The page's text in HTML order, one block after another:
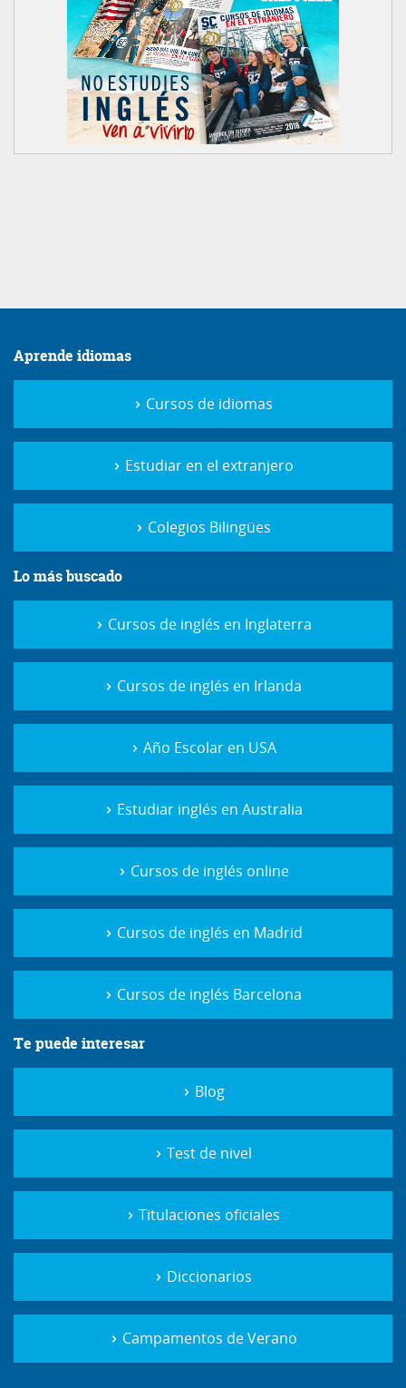
Aprende idiomas
Cursos de idiomas
Estudiar en el extranjero
Colegios Bilingües
Lo más buscado
Cursos de inglés en Inglaterra
Cursos de inglés en Irlanda
Año Escolar en USA
Estudiar inglés en Australia
Cursos de inglés online
Cursos de inglés en Madrid
Cursos de inglés Barcelona
Te puede interesar
Blog
Test de nivel
Titulaciones oficiales
Diccionarios
Campamentos de Verano